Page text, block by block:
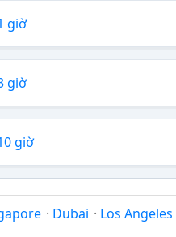
giờ
giờ
giờ
· Dubai · Los Angeles